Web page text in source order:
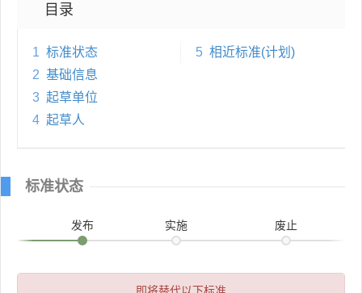
目录
1 标准状态
2 基础信息
3 起草单位
4 起草人
5 相近标准(计划)
标准状态
发布 实施 废止
即将替代以下标准